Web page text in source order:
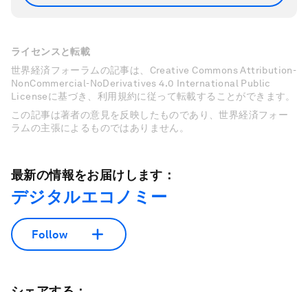
ライセンスと転載
世界経済フォーラムの記事は、Creative Commons Attribution-
NonCommercial-NoDerivatives 4.0 International Public
Licenseに基づき、利用規約に従って転載することができます。
この記事は著者の意見を反映したものであり、世界経済フォー
ラムの主張によるものではありません。
最新の情報をお届けします：
デジタルエコノミー
Follow